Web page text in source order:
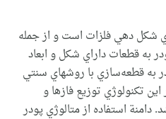
شكل‌ دهي فلزات است و از جمله
به قطعات داراي شكل و ابعاد
به قطعه‌سازي با روشهاي سنتي
تكنولوژي توزيع فازها و
دامنة استفاده از متالوژي پودر